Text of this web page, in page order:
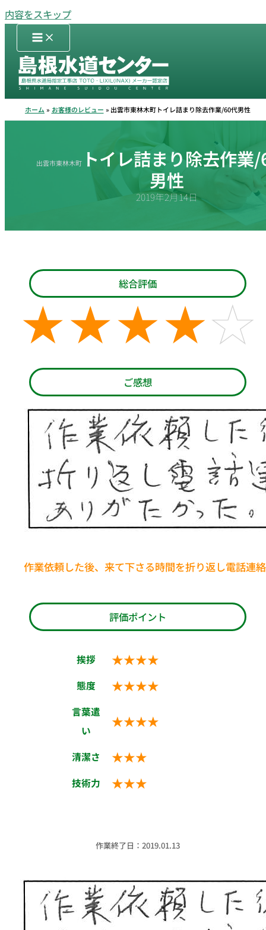
内容をスキップ
ホーム お客様のレビュー 出雲市東林木町トイレ詰まり除去作業/60代男性
出雲市東林木町トイレ詰まり除去作業
男性
2019年2月14日
総合評価
ご感想
作業依頼した後、来て下さる時間を折り返し電話連
評価ポイント
挨拶 ★★★★
態度 ★★★★
言葉遣
い
★★★★
清潔さ ★★★
技術力 ★★★
作業終了日：2019.01.13